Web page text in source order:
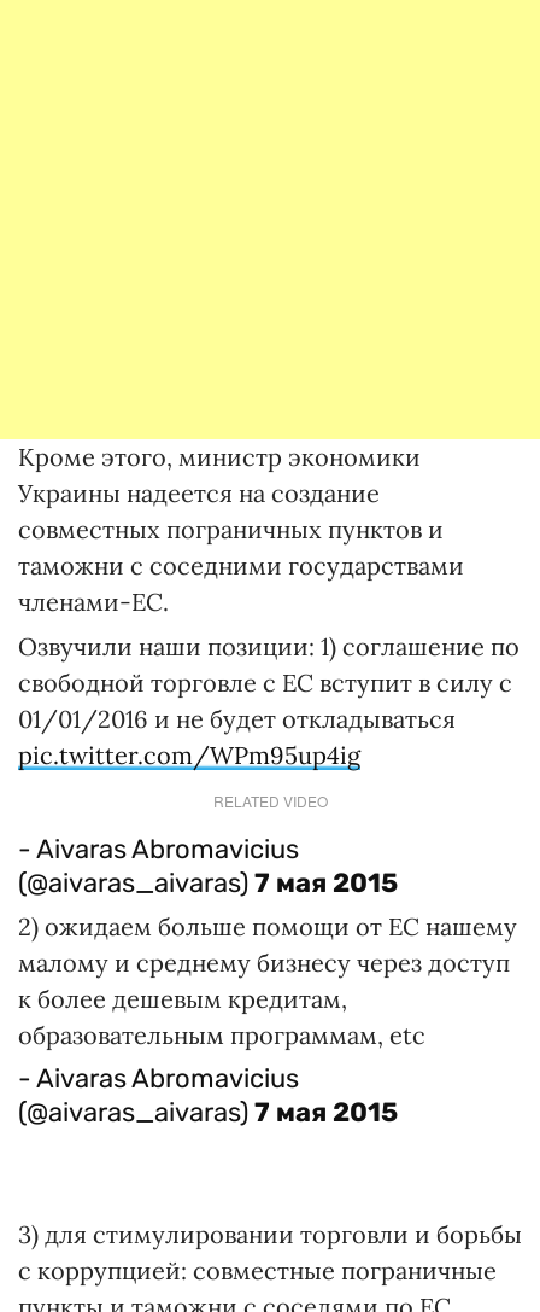
Кроме этого, министр экономики
Украины надеется на создание
совместных пограничных пунктов и
таможни с соседними государствами
членами-ЕС.
Озвучили наши позиции: 1) соглашение по
свободной торговле с ЕС вступит в силу с
01/01/2016 и не будет откладываться
pic.twitter.com/WPm95up4ig
RELATED VIDEO
- Aivaras Abromavicius
(@aivaras_aivaras)7 мая 2015
2) ожидаем больше помощи от ЕС нашему
малому и среднему бизнесу через доступ
к более дешевым кредитам,
образовательным программам, etc
- Aivaras Abromavicius
(@aivaras_aivaras)7 мая 2015
3) для стимулировании торговли и борьбы
с коррупцией: совместные пограничные